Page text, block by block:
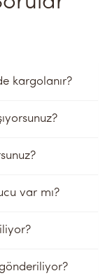
kargolanır?
var mı?